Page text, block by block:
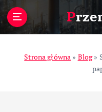
Strona główna » Blog»